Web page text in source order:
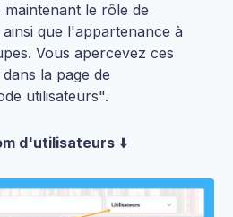
le rôle de
que l'appartenance à
Vous apercevez ces
la page de
utilisateurs".
d'utilisateurs ⬇️